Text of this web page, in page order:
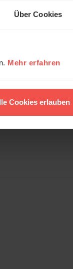
Über Cookies
Mehr erfahren
Cookies erlauben